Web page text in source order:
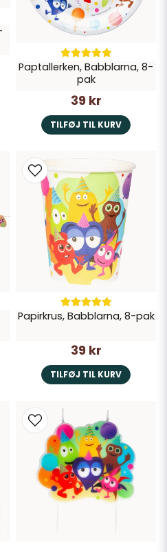
Paptallerken, Babblarna, 8-
pak
39 kr
TILFØJ TIL KURV
Papirkrus, Babblarna, 8-pak
39 kr
TILFØJ TIL KURV